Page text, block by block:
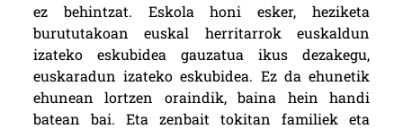
ez behintzat. Eskola honi esker, heziketa
burututakoan euskal herritarrok euskaldun
izateko eskubidea gauzatua ikus dezakegu,
euskaradun izateko eskubidea. Ez da ehunetik
ehunean lortzen oraindik, baina hein handi
batean bai. Eta zenbait tokitan familiek eta